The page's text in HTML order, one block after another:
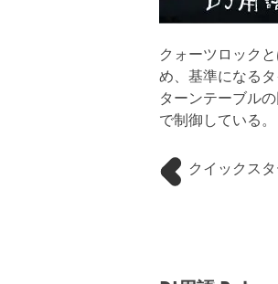
クォーツロック
め、基準になる
ターンテーブル
で制御している。
クイックスタ